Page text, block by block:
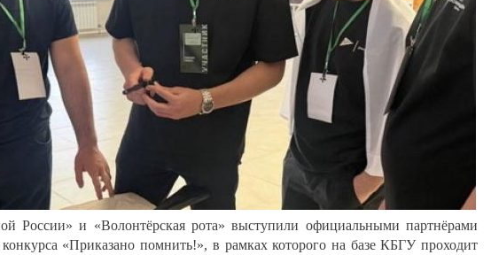
России» и «Волонтёрская рота» выступили официальными партнёрами
конкурса «Приказано помнить!», в рамках которого на базе КБГУ проходит